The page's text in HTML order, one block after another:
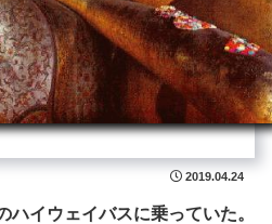
2019.04.24
イウェイバスに乗っていた。